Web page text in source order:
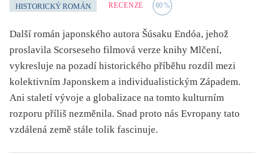
HISTORICKÝ ROMÁN RECENZE 80%
Další román japonského autora Šúsaku Endóa, jehož
proslavila Scorseseho filmová verze knihy Mlčení,
vykresluje na pozadí historického příběhu rozdíl mezi
kolektivním Japonskem a individualistickým Západem.
Ani staletí vývoje a globalizace na tomto kulturním
rozporu příliš nezměnila. Snad proto nás Evropany tato
vzdálená země stále tolik fascinuje.